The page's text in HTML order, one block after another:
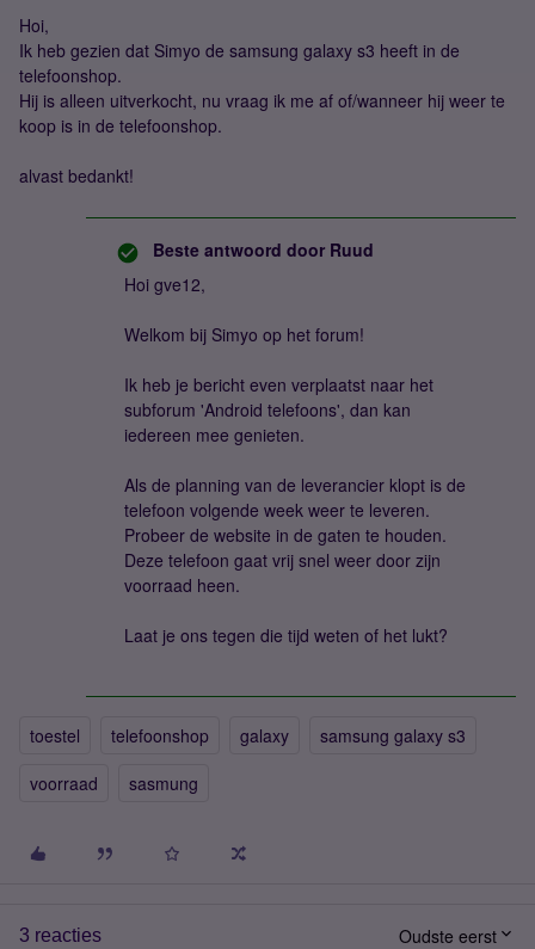
Hoi,
Ik heb gezien dat Simyo de samsung galaxy s3 heeft in de
telefoonshop.
Hij is alleen uitverkocht, nu vraag ik me af of/wanneer hij weer te
koop is in de telefoonshop.
alvast bedankt!
Beste antwoord door Ruud
Hoi gve12,
Welkom bij Simyo op het forum!
Ik heb je bericht even verplaatst naar het
subforum 'Android telefoons', dan kan
iedereen mee genieten.
Als de planning van de leverancier klopt is de
telefoon volgende week weer te leveren.
Probeer de website in de gaten te houden.
Deze telefoon gaat vrij snel weer door zijn
voorraad heen.
Laat je ons tegen die tijd weten of het lukt?
toestel telefoonshop galaxy
samsung galaxy s3
voorraad
sasmung
3 reacties Oudste eerst